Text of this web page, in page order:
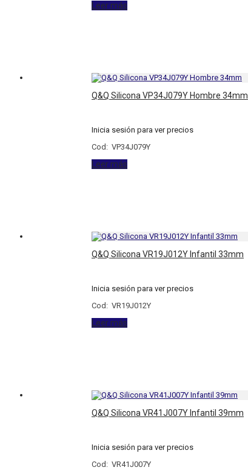
Leer más
Q&Q Silicona VP34J079Y Hombre 34mm
Inicia sesión para ver precios
Cod: VP34J079Y
Leer más
Q&Q Silicona VR19J012Y Infantil 33mm
Inicia sesión para ver precios
Cod: VR19J012Y
Leer más
Q&Q Silicona VR41J007Y Infantil 39mm
Inicia sesión para ver precios
Cod: VR41J007Y